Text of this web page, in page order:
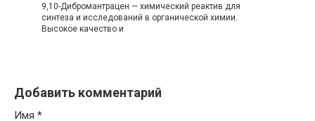
9,10-Дибромантрацен — химический реактив для
синтеза и исследований в органической химии.
Высокое качество и
Добавить комментарий
Имя *